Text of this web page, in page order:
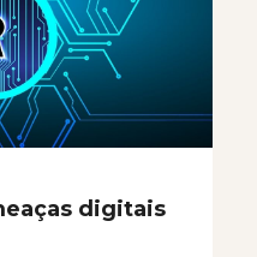
digitais